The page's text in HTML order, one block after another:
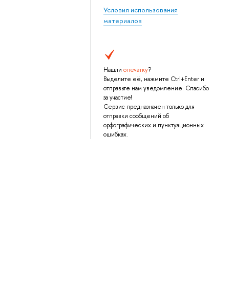
Условия использования
материалов
Нашли опечатку?
Выделите её, нажмите Ctrl+Enter и
отправьте нам уведомление. Спасибо
за участие!
Сервис предназначен только для
отправки сообщений об
орфографических и пунктуационных
ошибках.